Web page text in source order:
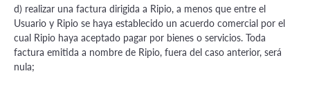
d) realizar una factura dirigida a Ripio, a menos que entre el
Usuario y Ripio se haya establecido un acuerdo comercial por el
cual Ripio haya aceptado pagar por bienes o servicios. Toda
factura emitida a nombre de Ripio, fuera del caso anterior, será
nula;